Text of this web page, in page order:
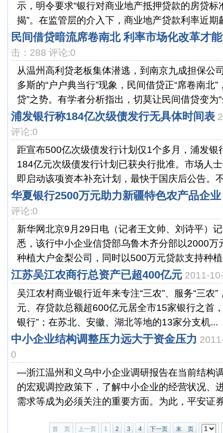
示，明令要求“银行对商业地产抵押贷款的房贷
揭”。在监管层的介入下，商业地产贷款利率近期
民间借贷暗流席卷南北 利率市场化改革才
击：288 评论:0
从温州高利贷老板集体潜逃，到南京九成担保公
多斯的“户户典当行”现象，民间借贷正“席卷南北
贷”之势。有学者分析指出，切莫让民间借贷变为
浦发银行称184亿次级债发行无具体时间表
评论:0
距宣布500亿次级债发行计划仅1个多月，浦发银
184亿元次级债发行计划已获央行批准。市场人
即启动该项资本补充计划，最快于国庆后公告。
华夏银行2500万元助力新疆特色农产品企业
评论:0
新华网北京9月29日电（记者王文帅、刘诗平）
悉，该行中小企业信贷部乌鲁木齐分部以2000万
种植大户金梨公司，同时以500万元贷款支持种
江苏吴江农商行总资产已超400亿元 2011-
吴江农村商业银行近年来专注“三农”、服务“三农
元、存贷款总额超600亿元居全市15家银行之首
银行”；在苏北、安徽、湖北等地的13家分支机...
中小企业结构调整压力远大于资金压力
0
—浙江温州和义乌中小企业调研报告在当前结构
的宏观调控政策下，了解中小企业的经营状况、
需求等成为必须关注的重要方面。为此，平安证
首 页 上一页 1 2 3 4 下一页 末 页